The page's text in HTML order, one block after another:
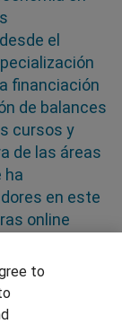
el
financiación
de balances
cursos y
de las áreas
ha
en este
online
to